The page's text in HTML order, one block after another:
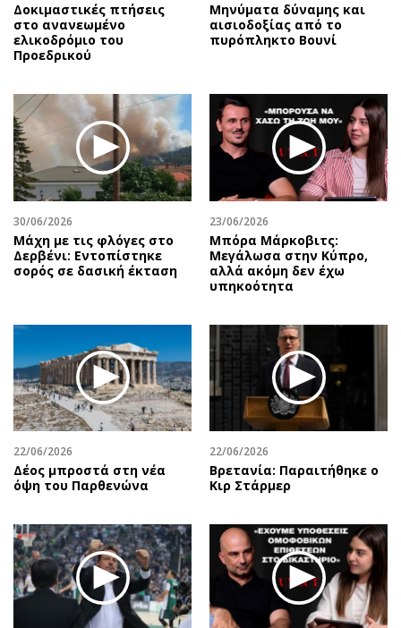
Δοκιμαστικές πτήσεις
στο ανανεωμένο
ελικοδρόμιο του
Προεδρικού
Μηνύματα δύναμης και
αισιοδοξίας από το
πυρόπληκτο Βουνί
30/06/2026
Μάχη με τις φλόγες στο
Δερβένι: Εντοπίστηκε
σορός σε δασική έκταση
23/06/2026
Μπόρα Μάρκοβιτς:
Μεγάλωσα στην Κύπρο,
αλλά ακόμη δεν έχω
υπηκοότητα
22/06/2026
Δέος μπροστά στη νέα
όψη του Παρθενώνα
22/06/2026
Βρετανία: Παραιτήθηκε ο
Κιρ Στάρμερ